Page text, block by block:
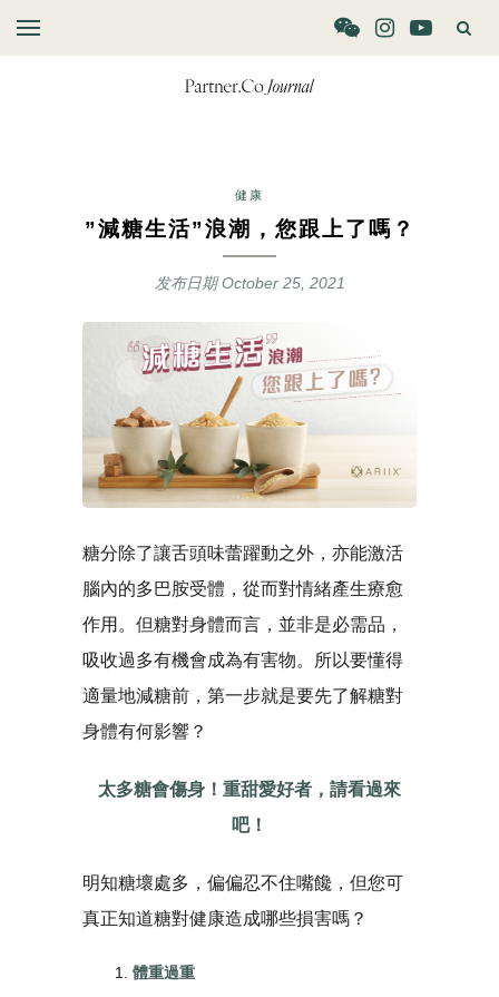
健康
”減糖生活”浪潮，您跟上了嗎？
发布日期October 25, 2021
糖分除了讓舌頭味蕾躍動之外，亦能激活
腦內的多巴胺受體，從而對情緒產生療愈
作用。但糖對身體而言，並非是必需品，
吸收過多有機會成為有害物。所以要懂得
適量地減糖前，第一步就是要先了解糖對
身體有何影響？
太多糖會傷身！重甜愛好者，請看過來
吧！
明知糖壞處多，偏偏忍不住嘴饞，但您可
真正知道糖對健康造成哪些損害嗎？
體重過重